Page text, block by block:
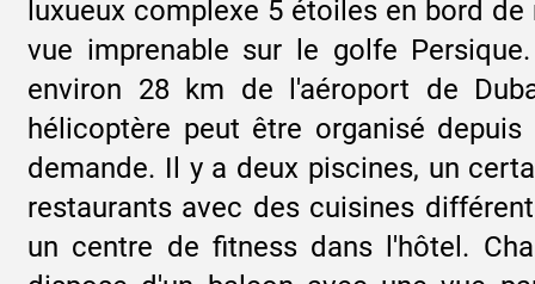
luxueux complexe 5 étoiles en bord
vue imprenable sur le golfe
environ 28 km de l'aéroport de
hélicoptère peut être organisé depuis
demande. Il y a deux piscines, un
restaurants avec des cuisines
un centre de fitness dans l'hôtel.